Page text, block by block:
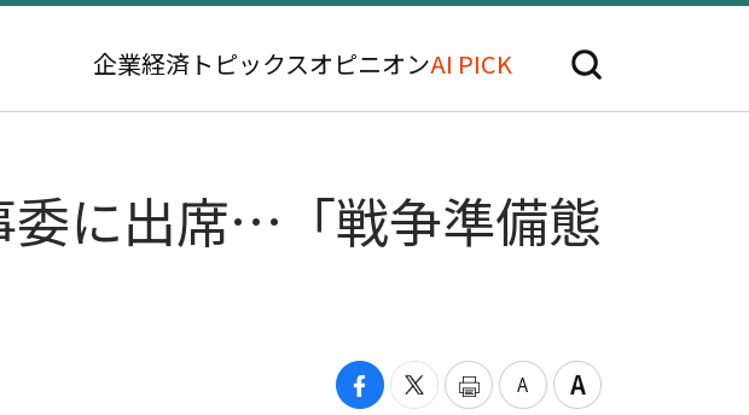
企業経済 トピックスオピニオンAI PICK
委に出席…「戦争準備態